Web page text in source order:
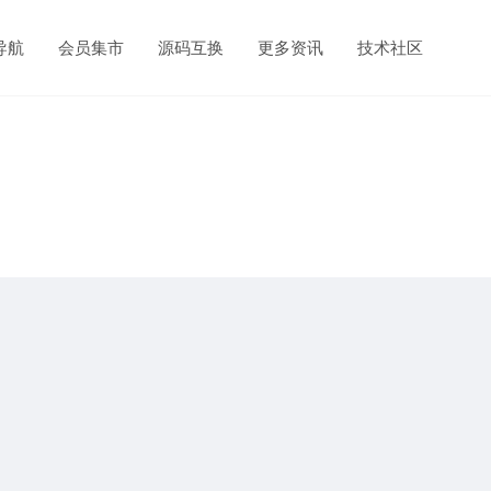
航 会员集市 源码互换 更多资讯 技术社区